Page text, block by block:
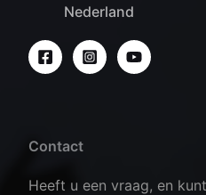
Nederland
Contact
Heeft u een vraag, en